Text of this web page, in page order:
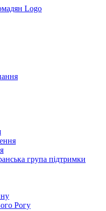
група підтримки
Рогу